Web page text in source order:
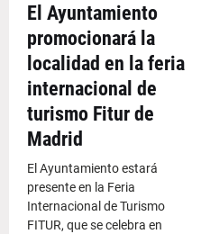
El Ayuntamiento
promocionará la
localidad en la feria
internacional de
turismo Fitur de
Madrid
El Ayuntamiento estará
presente en la Feria
Internacional de Turismo
FITUR, que se celebra en